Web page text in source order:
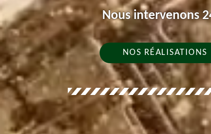
Nous intervenons
NOS RÉALISATIONS